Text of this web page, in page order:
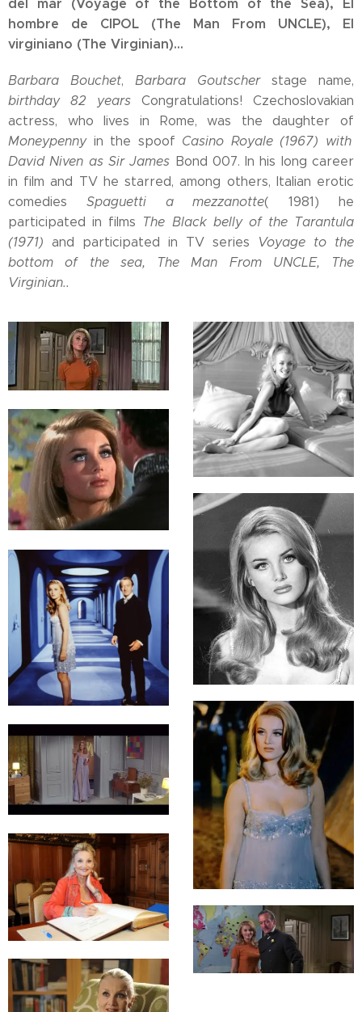
del mar (Voyage of the Bottom of the Sea), El
hombre de CIPOL (The Man From UNCLE), El
virginiano (The Virginian)...
Barbara Bouchet, Barbara Goutscherstage name,
birthday 82 yearsCongratulations! Czechoslovakian
actress, who lives in Rome, was the daughter of
Moneypennyin the spoof Casino Royale (1967) with
David Niven as Sir James Bond 007. In his long career
in film and TV he starred, among others, Italian erotic
comedies Spaguetti a mezzanotte( 1981) he
participated in films The Black belly of the Tarantula
(1971) and participated in TV series
Voyage to the
bottom of the sea,
The Man From UNCLE, The
Virginian..